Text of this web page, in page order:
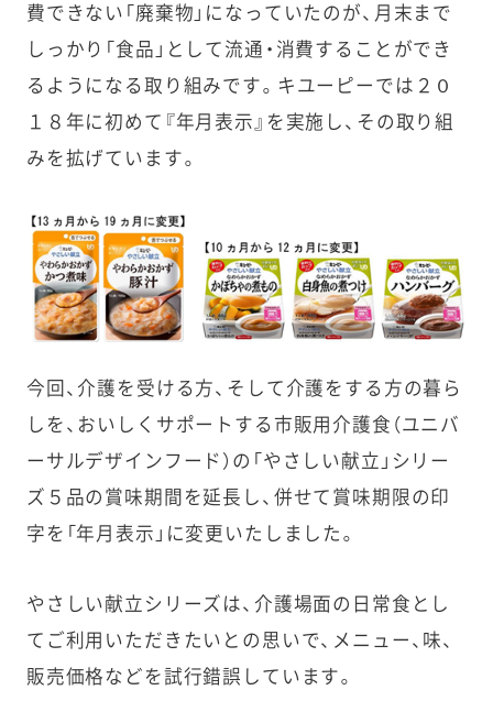
費できない「廃棄物」になっていたのが、月末まで
しっかり「食品」として流通・消費することができ
るようになる取り組みです。キユーピーでは２０
１８年に初めて『年月表示』を実施し、その取り組
みを拡げています。
今回、介護を受ける方、そして介護をする方の暮ら
しを、おいしくサポートする市販用介護食（ユニバ
ーサルデザインフード）の「やさしい献立」シリー
ズ５品の賞味期間を延長し、併せて賞味期限の印
字を「年月表示」に変更いたしました。
やさしい献立シリーズは、介護場面の日常食とし
てご利用いただきたいとの思いで、メニュー、味、
販売価格などを試行錯誤しています。